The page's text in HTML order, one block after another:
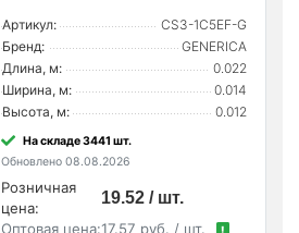
Артикул:
CS3-1C5EF-G
Бренд:
GENERICA
Длина, м:
0.022
Ширина, м:
0.014
Высота, м:
0.012
На складе 3441 шт.
Обновлено 08.08.2026
Розничная
цена:
19.52 / шт.
Оптовая цена:17.57 руб. / шт. !